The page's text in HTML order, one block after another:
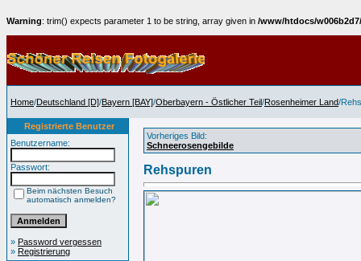
Warning: trim() expects parameter 1 to be string, array given in /www/htdocs/
Home/Deutschland [D]/Bayern [BAY]/Oberbayern - Östlicher Teil/Rosenheimer Land/
Registrierte Benutzer
Benutzername:
Passwort:
Beim nächsten Besuch
automatisch anmelden?
» Password vergessen
» Registrierung
Vorheriges Bild:
Schneerosengebilde
Rehspuren